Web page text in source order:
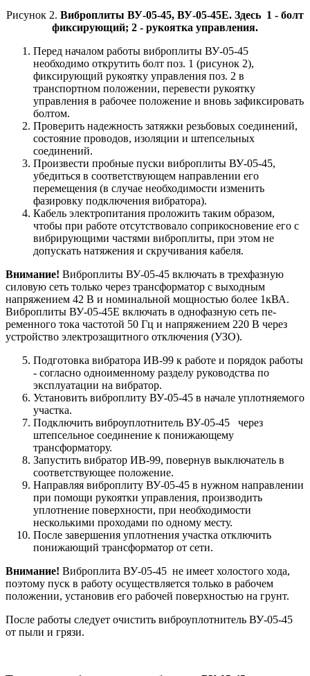
Рисунок 2. Виброплиты ВУ-05-45, ВУ-05-45Е. Здесь 1 - болт
фиксирующий; 2 - рукоятка управления.
Перед началом работы виброплиты ВУ-05-45
необходимо открутить болт поз. 1 (рисунок 2),
фиксирующий рукоятку управления поз. 2 в
транспортном положении, перевести рукоятку
управления в рабочее положение и вновь зафиксировать
болтом.
Проверить надежность затяжки резьбовых соединений,
состоя­ние проводов, изоляции и штепсельных
соединений.
Произвести пробные пуски виброплиты ВУ-05-45,
убедиться в со­ответствующем направлении его
перемещения (в случае необходимо­сти изменить
фазировку подключения вибратора).
Кабель электропитания проложить таким образом,
чтобы при работе отсутствовало соприкосновение его с
вибрирующими частями виброплиты, при этом не
допускать натяжения и скручивания кабеля.
Внимание! Виброплиты ВУ-05-45 включать в трехфазную
силовую сеть только через трансформатор с выходным
напряжением 42 В и номинальной мощностью более 1кВА.
Виброплиты ВУ-05-45Е включать в однофазную сеть пе­
ременного тока частотой 50 Гц и напряжением 220 В через
устрой­ство электрозащитного отключения (УЗО).
Подготовка вибратора ИВ-99 к работе и порядок работы
- согласно одноименному разделу руководства по
эксплуатации на вибратор.
Установить виброплиту ВУ-05-45 в начале уплотняемого
участка.
Подключить виброуплотнитель ВУ-05-45 через
штепсельное соединение к понижающему
трансформатору.
Запустить вибратор ИВ-99, повернув выключатель в
соответствующее положение.
Направляя виброплиту ВУ-05-45 в нужном направлении
при помо­щи рукоятки управления, производить
уплотнение поверхности, при необходимости
несколькими проходами по одному месту.
После завершения уплотнения участка отключить
понижающий трансформатор от сети.
Внимание! Виброплита ВУ-05-45 не имеет холостого хода,
поэто­му пуск в работу осуществляется только в рабочем
положении, уста­новив его рабочей поверхностью на грунт.
После работы следует очистить виброуплотнитель ВУ-05-45
от пыли и грязи.